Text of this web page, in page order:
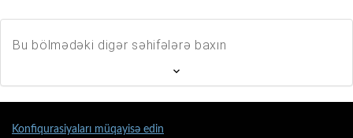
Bu bölmədəki digər səhifələrə baxın
Konfiqurasiyaları müqayisə edin